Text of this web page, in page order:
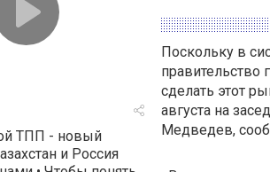
ТПП - новый
и Россия
Поскольку в
правительство
сделать этот
августа на
Медведев,